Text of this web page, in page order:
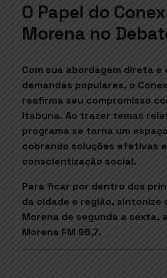
O Papel do
Morena no
Com sua abordagem direta
demandas populares, o
reafirma seu compromisso
Itabuna. Ao trazer temas
programa se torna um
cobrando soluções efetivas
conscientização social.
Para ficar por dentro dos
da cidade e região, sintonize
Morena de segunda a sexta,
Morena FM 98,7.